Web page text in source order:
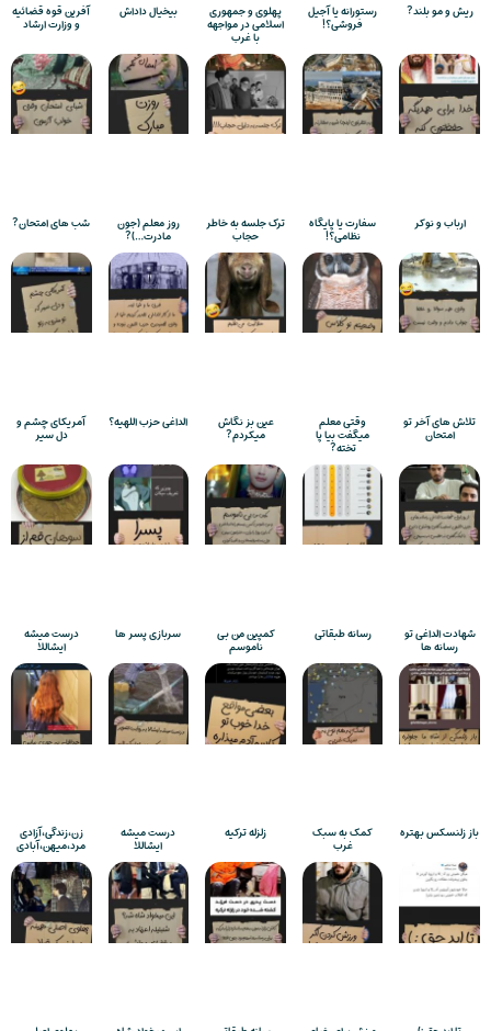
ریش و مو بلند? رستورانه یا آجیل
فروشی؟!
پهلوی و جمهوری
اسلامی در مواجهه
با غرب
بیخیال داداش آفرین قوه قضائیه
و وزارت ارشاد
ارباب و نوکر سفارت یا پایگاه
نظامی؟!
ترک جلسه به خاطر
حجاب
روز معلم (جون
مادرت…)?
شب های امتحان?
تلاش های آخر تو
امتحان
وقتی معلم
میگفت بیا پا
تخته?
عین بز نگاش
میکردم?
الداغی حزب اللهیه؟ آمریکای چشم و
دل سیر
شهادت الداغی تو
رسانه ها
رسانه طبقاتی کمپین من بی
ناموسم
سربازی پسر ها درست میشه
ایشاللا
باز زلنسکس بهتره کمک به سبک
غرب
زلزله ترکیه درست میشه
ایشاللا
زن،زندگی،آزادی
مرد،میهن،آبادی